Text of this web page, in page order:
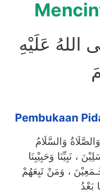
اللهُ عَلَيْهِ
Pembukaan
، نَبِيِّنَا وَحَبِيْبِنَا
، وَمَنْ تَبِعَهُمْ
بَعْدُ